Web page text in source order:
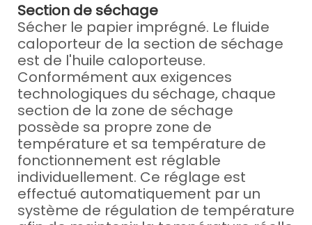
Section de séchage
Sécher le papier imprégné. Le fluide
caloporteur de la section de séchage
est de l'huile caloporteuse.
Conformément aux exigences
technologiques du séchage, chaque
section de la zone de séchage
possède sa propre zone de
température et sa température de
fonctionnement est réglable
individuellement. Ce réglage est
effectué automatiquement par un
système de régulation de température